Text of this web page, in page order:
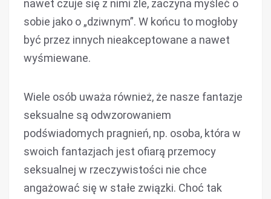
nawet czuje się z nimi źle, zaczyna myśleć o
sobie jako o „dziwnym”. W końcu to mogłoby
być przez innych nieakceptowane a nawet
wyśmiewane.
Wiele osób uważa również, że nasze fantazje
seksualne są odwzorowaniem
podświadomych pragnień, np. osoba, która w
swoich fantazjach jest ofiarą przemocy
seksualnej w rzeczywistości nie chce
angażować się w stałe związki. Choć tak